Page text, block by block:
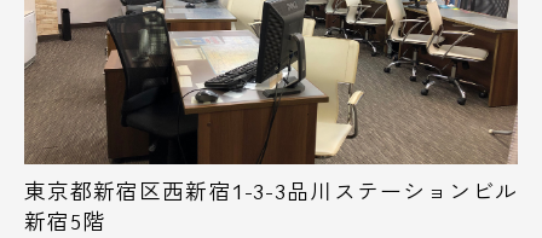
東京都新宿区西新宿1-3-3品川ステーションビル
新宿5階